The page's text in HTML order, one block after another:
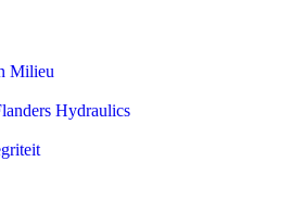
Milieu
Hydraulics